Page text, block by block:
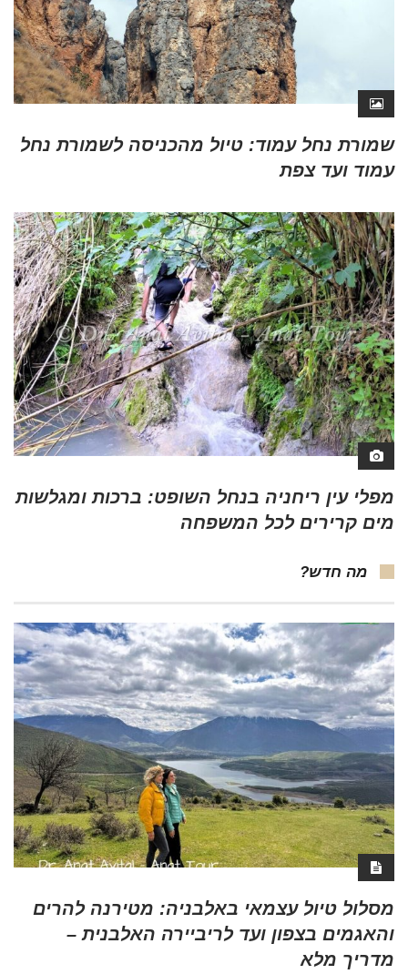
שמורת נחל עמוד: טיול מהכניסה לשמורת נחל
עמוד ועד צפת
מפלי עין ריחניה בנחל השופט: ברכות ומגלשות
מים קרירים לכל המשפחה
מה חדש?
מסלול טיול עצמאי באלבניה: מטירנה להרים
והאגמים בצפון ועד לריביירה האלבנית –
מדריך מלא